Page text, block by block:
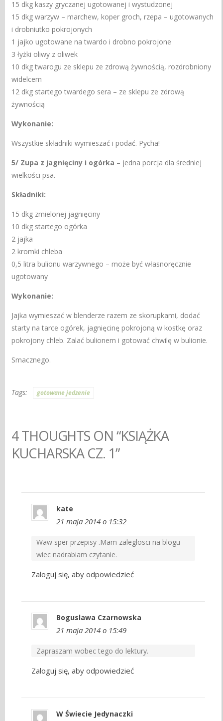
15 dkg kaszy gryczanej ugotowanej i wystudzonej
15 dkg warzyw – marchew, koper groch, rzepa – ugotowanych
i drobniutko pokrojonych
1 jajko ugotowane na twardo i drobno pokrojone
3 łyżki oliwy z oliwek
10 dkg twarogu ze sklepu ze zdrową żywnością, rozdrobniony
widelcem
12 dkg startego twardego sera – ze sklepu ze zdrową
żywnością
Wykonanie:
Wszystkie składniki wymieszać i podać. Pycha!
5/ Zupa z jagnięciny i ogórka – jedna porcja dla średniej
wielkości psa.
Składniki:
15 dkg zmielonej jagnięciny
10 dkg startego ogórka
2 jajka
2 kromki chleba
0,5 litra bulionu warzywnego – może być własnoręcznie
ugotowany
Wykonanie:
Jajka wymieszać w blenderze razem ze skorupkami, dodać
starty na tarce ogórek, jagnięcinę pokrojoną w kostkę oraz
pokrojony chleb. Zalać bulionem i gotować chwilę w bulionie.
Smacznego.
Tags: gotowane jedzenie
4 THOUGHTS ON “KSIĄŻKA
KUCHARSKA CZ. 1”
kate
21 maja 2014 o 15:32
Waw sper przepisy .Mam zaleglosci na blogu
wiec nadrabiam czytanie.
Zaloguj się, aby odpowiedzieć
Boguslawa Czarnowska
21 maja 2014 o 15:49
Zapraszam wobec tego do lektury.
Zaloguj się, aby odpowiedzieć
W Świecie Jedynaczki